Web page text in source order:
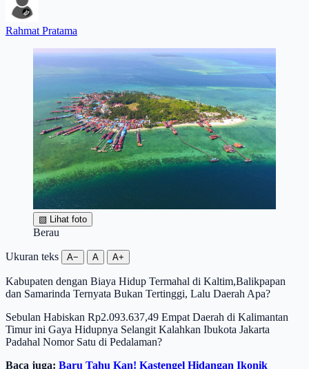
Rahmat Pratama
▧ Lihat foto
Berau
Ukuran teks A− A A+
Kabupaten dengan Biaya Hidup Termahal di Kaltim,Balikpapan
dan Samarinda Ternyata Bukan Tertinggi, Lalu Daerah Apa?
Sebulan Habiskan Rp2.093.637,49 Empat Daerah di Kalimantan
Timur ini Gaya Hidupnya Selangit Kalahkan Ibukota Jakarta
Padahal Nomor Satu di Pedalaman?
Baca juga: Baru Tahu Kan! Kastengel Hidangan Ikonik